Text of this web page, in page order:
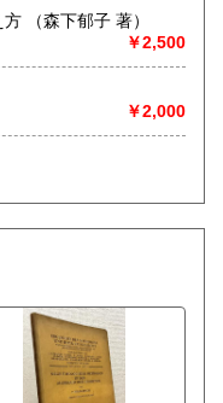
指標生物学 : 生物モニタリングの考え方 （森下郁子 著）
￥2,500
￥2,000